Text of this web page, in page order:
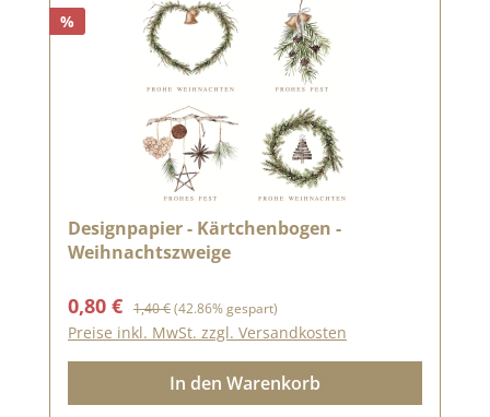
%
Designpapier - Kärtchenbogen -
Weihnachtszweige
Verkaufspreis:
0,80 € Regulärer Preis:
1,40 €(42.86% gespart)
Preise inkl. MwSt. zzgl. Versandkosten
In den Warenkorb